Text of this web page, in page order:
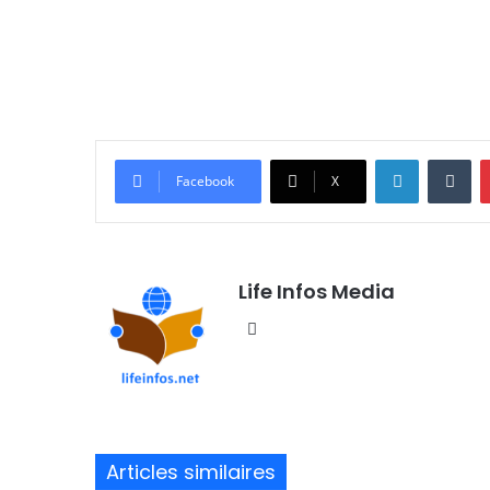
Facebook X
Life Infos Media
Articles similaires